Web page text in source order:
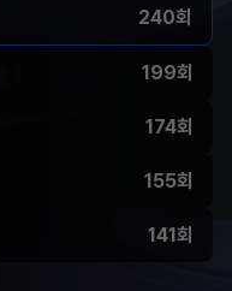
240회
199회
174회
155회
141회